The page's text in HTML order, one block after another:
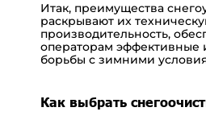
Итак, преимущества
раскрывают их
производительность,
операторам эффективные
борьбы с зимними
Как выбрать